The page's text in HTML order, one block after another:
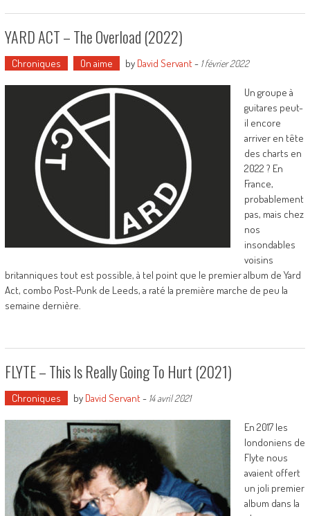
YARD ACT – The Overload (2022)
Chroniques On aime by David Servant- 1 février 2022
Un groupe à
guitares peut-
il encore
arriver en tête
des charts en
2022 ? En
France,
probablement
pas, mais chez
nos
insondables
voisins
britanniques tout est possible, à tel point que le premier album de Yard
Act, combo Post-Punk de Leeds, a raté la première marche de peu la
semaine dernière.
FLYTE – This Is Really Going To Hurt (2021)
Chroniques by David Servant- 14 avril 2021
En 2017 les
londoniens de
Flyte nous
avaient offert
un joli premier
album dans la